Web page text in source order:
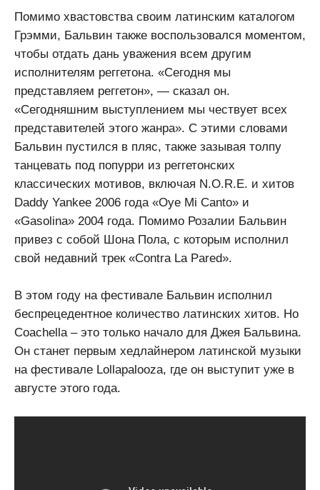
Помимо хвастовства своим латинским каталогом
Грэмми, Бальвин также воспользовался моментом,
чтобы отдать дань уважения всем другим
исполнителям реггетона. «Сегодня мы
представляем реггетон», — сказал он.
«Сегодняшним выступлением мы чествует всех
представителей этого жанра». С этими словами
Бальвин пустился в пляс, также зазывая толпу
танцевать под попурри из реггетонских
классических мотивов, включая N.O.R.E. и хитов
Daddy Yankee 2006 года «Oye Mi Canto» и
«Gasolina» 2004 года. Помимо Розалии Бальвин
привез с собой Шона Пола, с которым исполнил
свой недавний трек «Contra La Pared».
В этом году на фестивале Бальвин исполнил
беспрецедентное количество латинских хитов. Но
Coachella – это только начало для Джея Бальвина.
Он станет первым хедлайнером латинской музыки
на фестивале Lollapalooza, где он выступит уже в
августе этого года.